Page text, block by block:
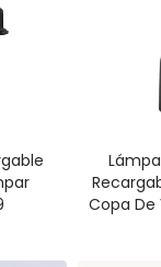
Copa De